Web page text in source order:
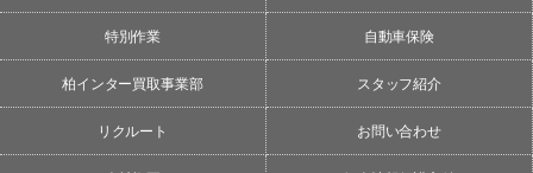
特別作業 自動車保険
柏インター買取事業部 スタッフ紹介
リクルート お問い合わせ